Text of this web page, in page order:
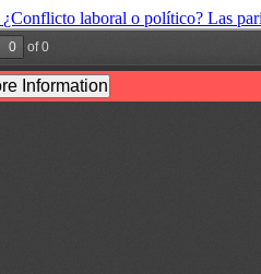
¿Conflicto laboral o político? Las